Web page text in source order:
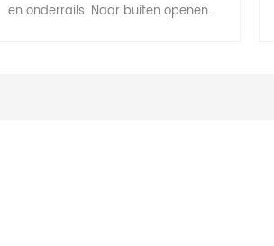
en onderrails. Naar buiten openen.